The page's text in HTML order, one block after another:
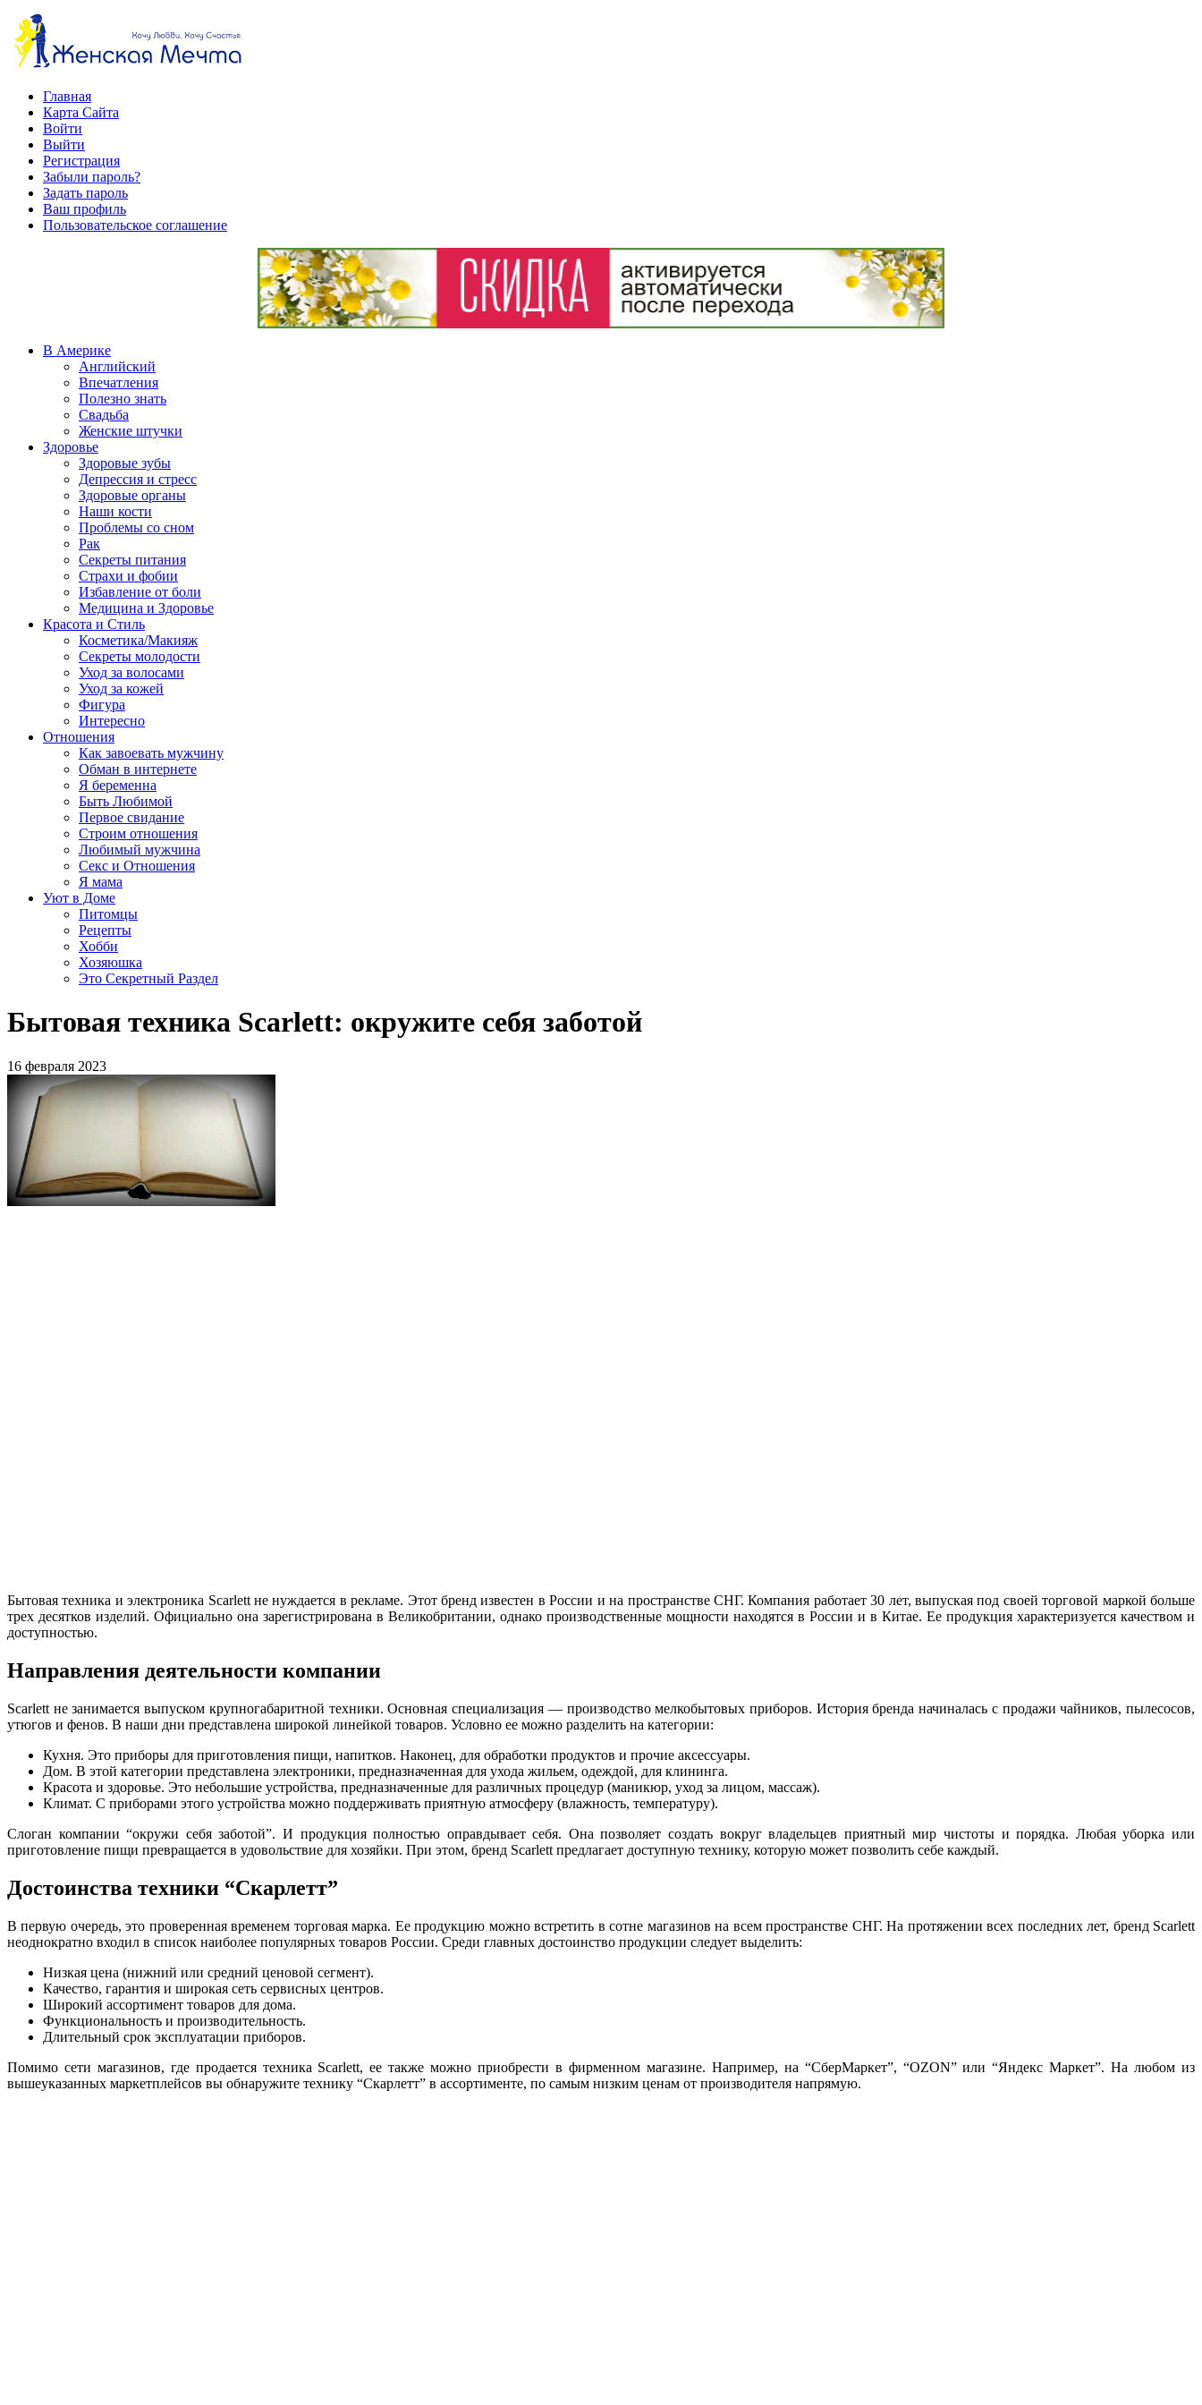
Главная
Карта Сайта
Войти
Выйти
Регистрация
Забыли пароль?
Задать пароль
Ваш профиль
Пользовательское соглашение
В Америке
Английский
Впечатления
Полезно знать
Свадьба
Женские штучки
Здоровье
Здоровые зубы
Депрессия и стресс
Здоровые органы
Наши кости
Проблемы со сном
Рак
Секреты питания
Страхи и фобии
Избавление от боли
Медицина и Здоровье
Красота и Стиль
Косметика/Макияж
Секреты молодости
Уход за волосами
Уход за кожей
Фигура
Интересно
Отношения
Как завоевать мужчину
Обман в интернете
Я беременна
Быть Любимой
Первое свидание
Строим отношения
Любимый мужчина
Секс и Отношения
Я мама
Уют в Доме
Питомцы
Рецепты
Хобби
Хозяюшка
Это Секретный Раздел
Бытовая техника Scarlett: окружите себя заботой
16 февраля 2023
Бытовая техника и электроника Scarlett не нуждается в рекламе. Этот бренд известен в России и на пространстве СНГ. Компания работает 30 лет, выпуская под своей торговой маркой больше
трех десятков изделий. Официально она зарегистрирована в Великобритании, однако производственные мощности находятся в России и в Китае. Ее продукция характеризуется качеством и
доступностью.
Направления деятельности компании
Scarlett не занимается выпуском крупногабаритной техники. Основная специализация — производство мелкобытовых приборов. История бренда начиналась с продажи чайников, пылесосов,
утюгов и фенов. В наши дни представлена широкой линейкой товаров. Условно ее можно разделить на категории:
Кухня. Это приборы для приготовления пищи, напитков. Наконец, для обработки продуктов и прочие аксессуары.
Дом. В этой категории представлена электроники, предназначенная для ухода жильем, одеждой, для клининга.
Красота и здоровье. Это небольшие устройства, предназначенные для различных процедур (маникюр, уход за лицом, массаж).
Климат. С приборами этого устройства можно поддерживать приятную атмосферу (влажность, температуру).
Слоган компании “окружи себя заботой”. И продукция полностью оправдывает себя. Она позволяет создать вокруг владельцев приятный мир чистоты и порядка. Любая уборка или
приготовление пищи превращается в удовольствие для хозяйки. При этом, бренд Scarlett предлагает доступную технику, которую может позволить себе каждый.
Достоинства техники “Скарлетт”
В первую очередь, это проверенная временем торговая марка. Ее продукцию можно встретить в сотне магазинов на всем пространстве СНГ. На протяжении всех последних лет, бренд Scarlett
неоднократно входил в список наиболее популярных товаров России. Среди главных достоинство продукции следует выделить:
Низкая цена (нижний или средний ценовой сегмент).
Качество, гарантия и широкая сеть сервисных центров.
Широкий ассортимент товаров для дома.
Функциональность и производительность.
Длительный срок эксплуатации приборов.
Помимо сети магазинов, где продается техника Scarlett, ее также можно приобрести в фирменном магазине. Например, на “СберМаркет”, “OZON” или “Яндекс Маркет”. На любом из
вышеуказанных маркетплейсов вы обнаружите технику “Скарлетт” в ассортименте, по самым низким ценам от производителя напрямую.